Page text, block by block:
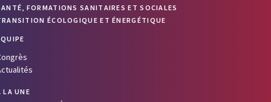
FORMATIONS SANITAIRES ET SOCIALES
ÉCOLOGIQUE ET ÉNERGÉTIQUE
LA UNE